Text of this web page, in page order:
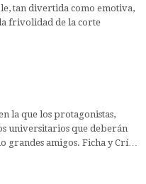
tan divertida como emotiva,
frivolidad de la corte
la que los protagonistas,
universitarios que deberán
grandes amigos. Ficha y Crí…